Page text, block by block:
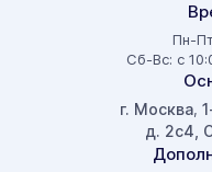
Пн-
Сб-Вс: с
г. Москва,
д. 2с4,